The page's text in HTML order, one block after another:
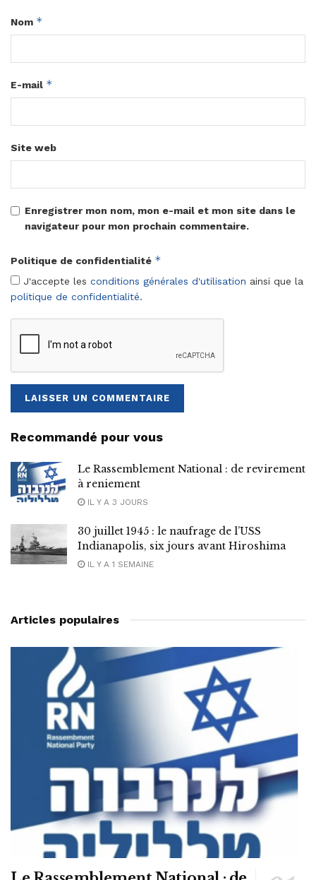
Nom *
E-mail *
Site web
Enregistrer mon nom, mon e-mail et mon site dans le
navigateur pour mon prochain commentaire.
Politique de confidentialité *
J'accepte les conditions générales d'utilisation ainsi que la
politique de confidentialité.
Recommandé pour vous
Le Rassemblement National : de revirement
à reniement
IL Y A 3 JOURS
30 juillet 1945 : le naufrage de l’USS
Indianapolis, six jours avant Hiroshima
IL Y A 1 SEMAINE
Articles populaires